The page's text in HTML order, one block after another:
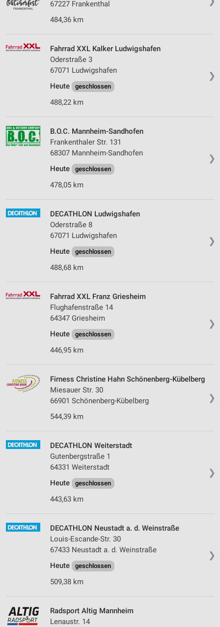
67227 Frankenthal
484,36 km
❯
Fahrrad XXL Kalker Ludwigshafen
Oderstraße 3
67071 Ludwigshafen
Heute
geschlossen
488,22 km
❯
B.O.C. Mannheim-Sandhofen
Frankenthaler Str. 131
68307 Mannheim-Sandhofen
Heute
geschlossen
478,05 km
❯
DECATHLON Ludwigshafen
Oderstraße 8
67071 Ludwigshafen
Heute
geschlossen
488,68 km
❯
Fahrrad XXL Franz Griesheim
Flughafenstraße 14
64347 Griesheim
Heute
geschlossen
446,95 km
❯
Firness Christine Hahn Schönenberg-Kübelberg
Miesauer Str. 30
66901 Schönenberg-Kübelberg
544,39 km
❯
DECATHLON Weiterstadt
Gutenbergstraße 1
64331 Weiterstadt
Heute
geschlossen
443,63 km
❯
DECATHLON Neustadt a. d. Weinstraße
Louis-Escande-Str. 30
67433 Neustadt a. d. Weinstraße
Heute
geschlossen
509,38 km
Radsport Altig Mannheim
Lenaustr. 14